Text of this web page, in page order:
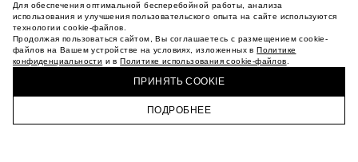
Для обеспечения оптимальной бесперебойной работы, анализа
использования и улучшения пользовательского опыта на сайте используются
технологии cookie-файлов.
Продолжая пользоваться сайтом, Вы соглашаетесь с размещением cookie-
файлов на Вашем устройстве на условиях, изложенных вПолитике
конфиденциальности и вПолитике использования cookie-файлов
ПРИНЯТЬ COOKIE
ПОДРОБНЕЕ
ГЛАВНАЯ КАТАЛОГ КОРЗИНА ПРОФИЛЬ
УСЛОВИЯ ПОКУПКИ
О НАС
МАГАЗИНЫ
КАРЬЕРА
ТЕЛЕГРАМ
ПОДПИСАТЬСЯ НА НОВОСТИ
КУПИТЬ + ПОЛУЧИТЬ В МАГАЗИНЕ MAAG